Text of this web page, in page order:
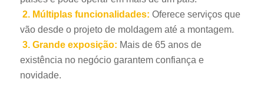
2. Múltiplas funcionalidades: Oferece serviços que
vão desde o projeto de moldagem até a montagem.
3. Grande exposição: Mais de 65 anos de
existência no negócio garantem confiança e
novidade.